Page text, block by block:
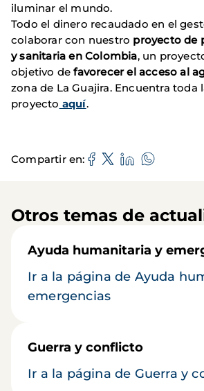
iluminar el mundo.
Todo el dinero recaudado en el
colaborar con nuestro proyecto de
y sanitaria en Colombia, un
objetivo defavorecer el acceso al
zona de La Guajira. Encuentra
proyecto aquí.
Compartir en
Otros temas de
Ayuda humanitaria y
Ir a la página de Ayuda
emergencias
Guerra y conflicto
Ir a la página de Guerra y